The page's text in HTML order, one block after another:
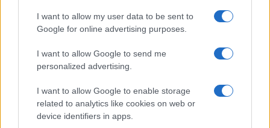
I want to allow my user data to be sent to
Google for online advertising purposes.
I want to allow Google to send me
personalized advertising.
I want to allow Google to enable storage
related to analytics like cookies on web or
device identifiers in apps.
Cómo la inteligencia artificial transforma la gestión financiera
personal
COTIZACIONES CRYPTO
Nombre